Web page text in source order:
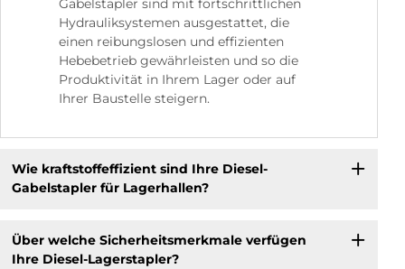
Gabelstapler sind mit fortschrittlichen
Hydrauliksystemen ausgestattet, die
einen reibungslosen und effizienten
Hebebetrieb gewährleisten und so die
Produktivität in Ihrem Lager oder auf
Ihrer Baustelle steigern.
Wie kraftstoffeffizient sind Ihre Diesel-
Gabelstapler für Lagerhallen?
Über welche Sicherheitsmerkmale verfügen
Ihre Diesel-Lagerstapler?